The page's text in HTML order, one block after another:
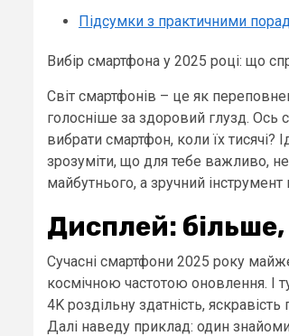
Підсумки з практичними
Вибір смартфона у 2025 році: що
Світ смартфонів – це як
голосніше за здоровий глузд. Ось
вибрати смартфон, коли їх тисячі?
зрозуміти, що для тебе важливо,
майбутнього, а зручний
Дисплей:
Сучасні смартфони 2025 року
космічною частотою оновлення. І
4K роздільну здатність,
Далі наведу приклад: один